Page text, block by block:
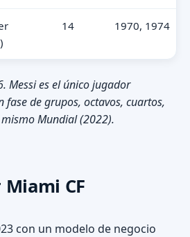
14 1970, 1974
Messi es el único jugador
de grupos, octavos, cuartos,
Mundial (2022).
Miami CF
con un modelo de negocio